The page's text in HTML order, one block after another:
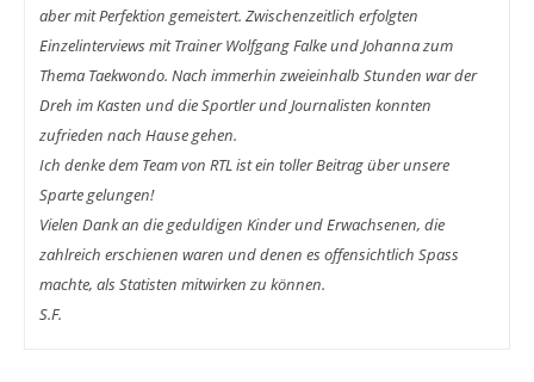
aber mit Perfektion gemeistert. Zwischenzeitlich erfolgten
Einzelinterviews mit Trainer Wolfgang Falke und Johanna zum
Thema Taekwondo. Nach immerhin zweieinhalb Stunden war der
Dreh im Kasten und die Sportler und Journalisten konnten
zufrieden nach Hause gehen.
Ich denke dem Team von RTL ist ein toller Beitrag über unsere
Sparte gelungen!
Vielen Dank an die geduldigen Kinder und Erwachsenen, die
zahlreich erschienen waren und denen es offensichtlich Spass
machte, als Statisten mitwirken zu können.
S.F.